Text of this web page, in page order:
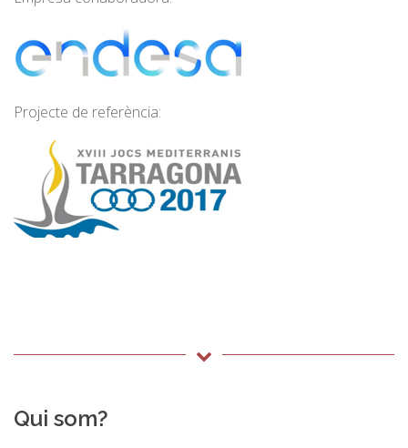
Projecte de referència:
Qui som?